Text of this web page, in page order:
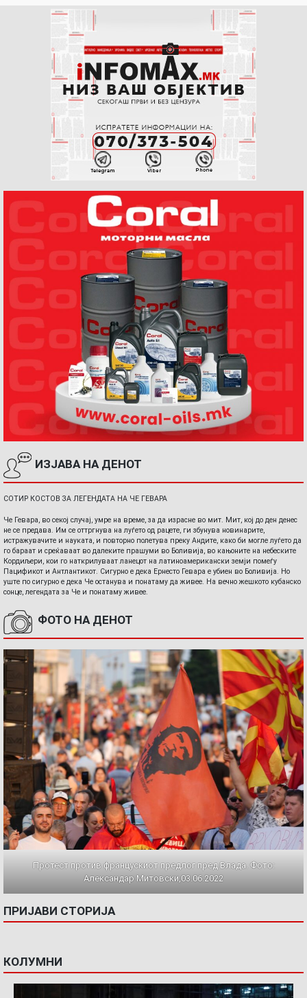
ИЗЈАВА НА ДЕНОТ
СОТИР КОСТОВ ЗА ЛЕГЕНДАТА НА ЧЕ ГЕВАРА
Че Гевара, во секој случај, умре на време, за да израсне во мит. Мит, кој до ден денес
не се предава. Им се оттргнува на луѓето од рацете, ги збунува новинарите,
истражувачите и науката, и повторно полетува преку Андите, како би могле луѓето да
го бараат и среќаваат во далеките прашуми во Боливија, во кањоните на небеските
Кордиљери, кои го наткрилуваат ланецот на латиноамерикански земји помеѓу
Пацификот и Антлантикот. Сигурно е дека Ернесто Гевара е убиен во Боливија. Но
уште по сигурно е дека Че останува и понатаму да живее. На вечно жешкото кубанско
сонце, легендата за Че и понатаму живее.
ФОТО НА ДЕНОТ
Протест против францускиот предлог пред Влада. Фото:
Александар Митовски,03.06.2022
ПРИЈАВИ СТОРИЈА
КОЛУМНИ